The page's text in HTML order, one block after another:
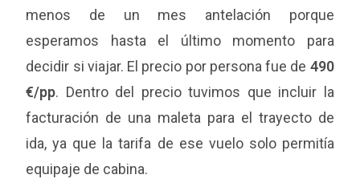
menos de un mes antelación porque
esperamos hasta el último momento para
decidir si viajar. El precio por persona fue de 490
€/pp. Dentro del precio tuvimos que incluir la
facturación de una maleta para el trayecto de
ida, ya que la tarifa de ese vuelo solo permitía
equipaje de cabina.